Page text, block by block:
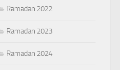
Ramadan 2022
Ramadan 2023
Ramadan 2024